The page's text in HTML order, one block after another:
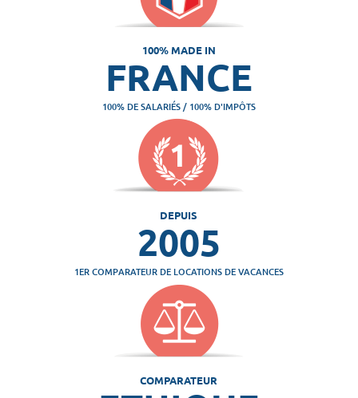
100% MADE IN
FRANCE
100% DE SALARIÉS / 100% D'IMPÔTS
DEPUIS
2005
1ER COMPARATEUR DE LOCATIONS DE VACANCES
COMPARATEUR